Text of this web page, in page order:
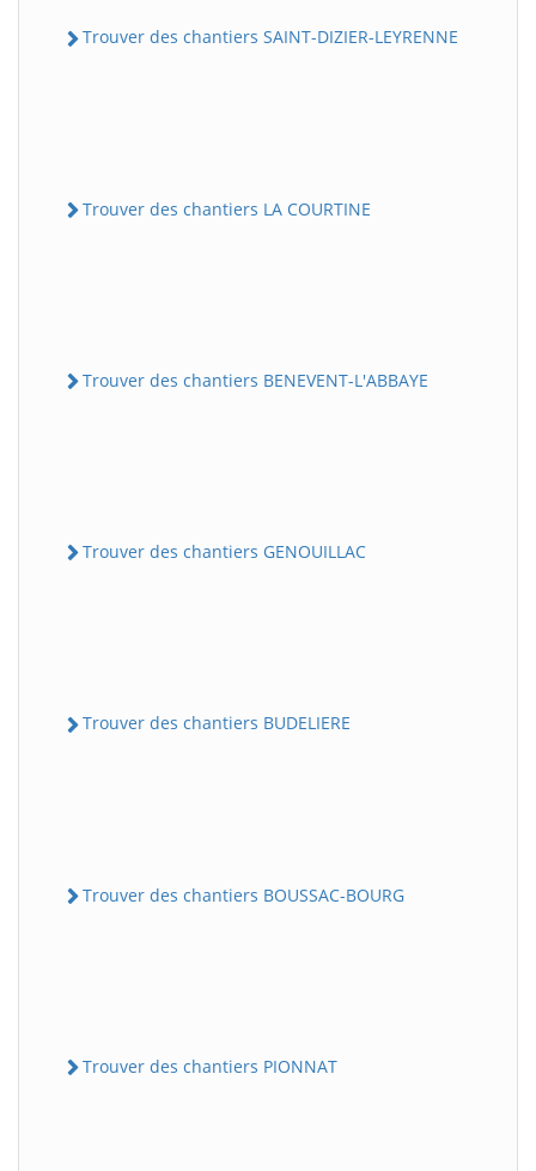
Trouver des chantiers SAINT-DIZIER-LEYRENNE
Trouver des chantiers LA COURTINE
Trouver des chantiers BENEVENT-L'ABBAYE
Trouver des chantiers GENOUILLAC
Trouver des chantiers BUDELIERE
Trouver des chantiers BOUSSAC-BOURG
Trouver des chantiers PIONNAT